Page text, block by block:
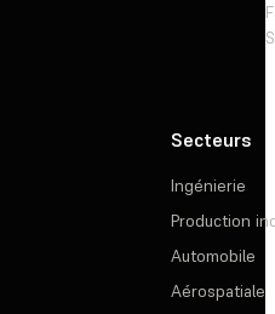
Secteurs
Ingénierie
Production
Automobile
Aérospatiale